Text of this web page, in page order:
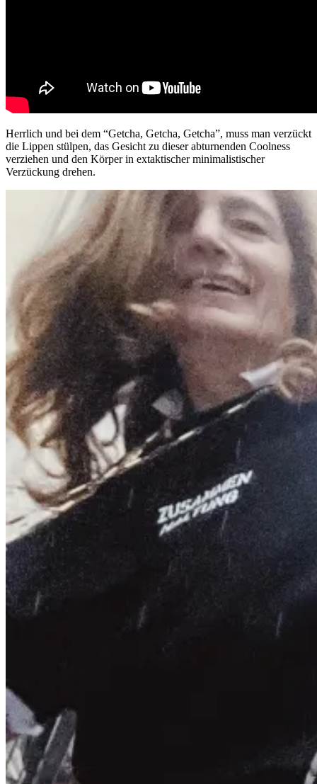
Herrlich und bei dem “Getcha, Getcha, Getcha”, muss man verzückt
die Lippen stülpen, das Gesicht zu dieser abturnenden Coolness
verziehen und den Körper in extaktischer minimalistischer
Verzückung drehen.